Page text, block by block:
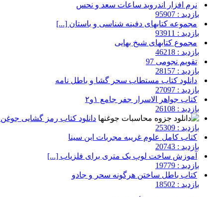
نرم افزار اندروید ساعات سعد و نحس
بازدید : 95907
مجموعه کتابهای دفینه شناسی و باستان [...]
بازدید : 93911
مجموع کتابهای شیخ بهایی
بازدید : 46218
تقویم نجومی 97
بازدید : 28157
دانلود کتاب مستطاب سحر گشا و باطل نامه
بازدید : 27097
کتاب جواهر الاسرار جفر جامع ۱و۲
بازدید : 26108
دانلود کتاب رمز گشایی
بازدید : 25309
کتاب کامل علوم غریبه مجربات ابن سینا
بازدید : 20743
آموزش ساخت لوپ یک متری برای فلزیاب [...]
بازدید : 19779
کتاب باطل ساختن هرگونه سحر و جادو
بازدید : 18502